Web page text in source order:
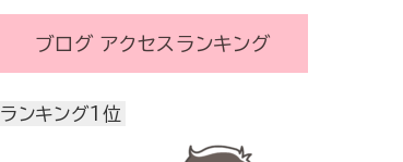
ブログ アクセスランキング
ランキング1位